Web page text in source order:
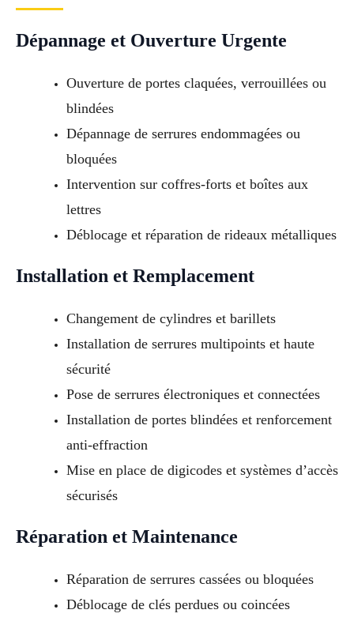
Dépannage et Ouverture Urgente
Ouverture de portes claquées, verrouillées ou
blindées
Dépannage de serrures endommagées ou
bloquées
Intervention sur coffres-forts et boîtes aux
lettres
Déblocage et réparation de rideaux métalliques
Installation et Remplacement
Changement de cylindres et barillets
Installation de serrures multipoints et haute
sécurité
Pose de serrures électroniques et connectées
Installation de portes blindées et renforcement
anti-effraction
Mise en place de digicodes et systèmes d’accès
sécurisés
Réparation et Maintenance
Réparation de serrures cassées ou bloquées
Déblocage de clés perdues ou coincées